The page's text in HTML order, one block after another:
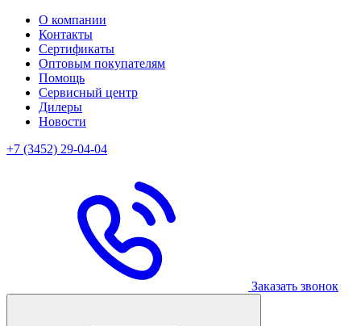
О компании
Контакты
Сертификаты
Оптовым покупателям
Помощь
Сервисный центр
Дилеры
Новости
+7 (3452) 29-04-04
Заказать звонок